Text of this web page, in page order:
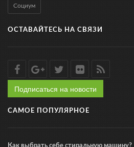
Социум
ОСТАВАЙТЕСЬ НА СВЯЗИ
Подписаться на новости
САМОЕ ПОПУЛЯРНОЕ